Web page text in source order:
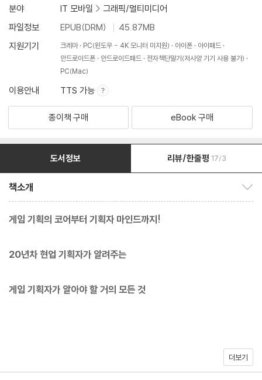
분야 IT 모바일 > 그래픽/멀티미디어
파일정보
EPUB(DRM)
45.87MB
지원기기
크레마 PC(윈도우 - 4K 모니터 미지원) 아이폰
아이패드
안드로이드폰
안드로이드패드
전자책단말기(저사양 기기 사용 불가)
PC(Mac)
이용안내 TTS 가능
종이책 구매 eBook 구매
도서정보 리뷰/한줄평 17/3
책소개
게임 기획의 코어부터 기획자 마인드까지!
20년차 현업 기획자가 알려주는
게임 기획자가 알아야 할 거의 모든 것
게임 기획 원론을 게임 실무와 가장 가깝게 적용한 쉽고 알차고 친절
더보기